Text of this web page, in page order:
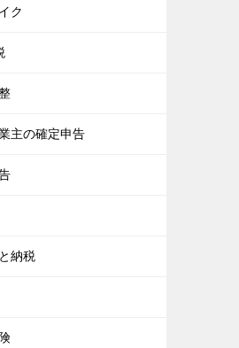
ク
主の確定申告
納税